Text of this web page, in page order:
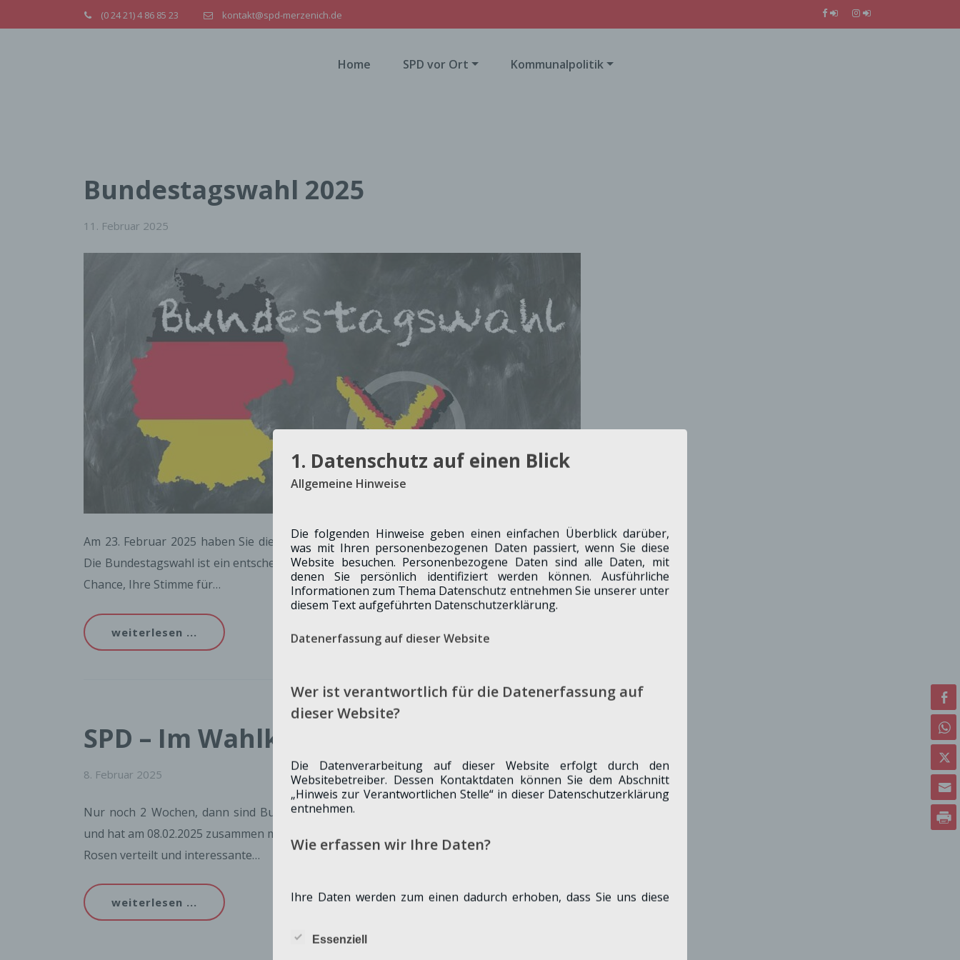
(0 24 21) 4 86 85 23 kontakt@spd-merzenich.de
Home SPD vor Ort Kommunalpolitik
Bundestagswahl 2025
11. Februar 2025
Am 23. Februar 2025 haben Sie die Möglichkeit, die Zukunft Deutschlands aktiv mitzugestalten.
Die Bundestagswahl ist ein entscheidender Moment für unsere Demokratie und bietet Ihnen die
Chance, Ihre Stimme für…
weiterlesen ...
SPD – Im Wahlkampf
8. Februar 2025
Nur noch 2 Wochen, dann sind Bundestagswahlen.Die SPD in Merzenich ist auch hier präsent
und hat am 08.02.2025 zusammen mit unserem Wahlkreiskandidaten Daniel Walter am 08.02.2025
Rosen verteilt und interessante…
weiterlesen ...
1. Datenschutz auf einen Blick
Allgemeine Hinweise
Die folgenden Hinweise geben einen einfachen Überblick darüber,
was mit Ihren personenbezogenen Daten passiert, wenn Sie diese
Website besuchen. Personenbezogene Daten sind alle Daten, mit
denen Sie persönlich identifiziert werden können. Ausführliche
Informationen zum Thema Datenschutz entnehmen Sie unserer unter
diesem Text aufgeführten Datenschutzerklärung.
Datenerfassung auf dieser Website
Wer ist verantwortlich für die Datenerfassung auf
dieser Website?
Die Datenverarbeitung auf dieser Website erfolgt durch den
Websitebetreiber. Dessen Kontaktdaten können Sie dem Abschnitt
„Hinweis zur Verantwortlichen Stelle“ in dieser Datenschutzerklärung
entnehmen.
Wie erfassen wir Ihre Daten?
Ihre Daten werden zum einen dadurch erhoben, dass Sie uns diese
Essenziell